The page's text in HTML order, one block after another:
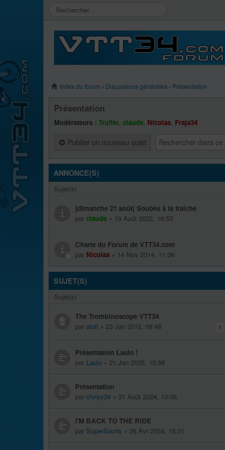
Index du forum ‹ Discussions générales ‹ Présentation
Présentation
Modérateurs : Trufito, claude, Nicolas, Fraja34
Publier un nouveau sujet
ANNONCE(S)
Sujet(s)
[dimanche 21 août{ Soubès à la fraîche
par claude » 19 Août 2022, 16:53
Charte du Forum de VTT34.com
par Nicolas » 14 Nov 2014, 11:06
SUJET(S)
Sujet(s)
The Trombinoscope VTT34
1
par aïoli » 23 Jan 2012, 08:48
Présentation Laulo !
par Laulo » 21 Jan 2025, 15:56
Présentation
par chrisy34 » 31 Août 2024, 10:06
I'M BACK TO THE RIDE
par SuperSouris » 26 Avr 2024, 16:31